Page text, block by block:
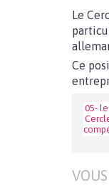
Le
Ce
05-